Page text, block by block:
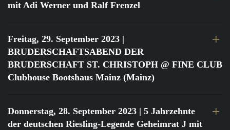
mit Adi Werner und Ralf Frenzel
Freitag, 29. September 2023 |
BRUDERSCHAFTSABEND DER
BRUDERSCHAFT ST. CHRISTOPH @ FINE CLUB
Clubhouse Bootshaus Mainz (Mainz)
Donnerstag, 28. September 2023 | 5 Jahrzehnte
der deutschen Riesling-Legende Geheimrat J mit